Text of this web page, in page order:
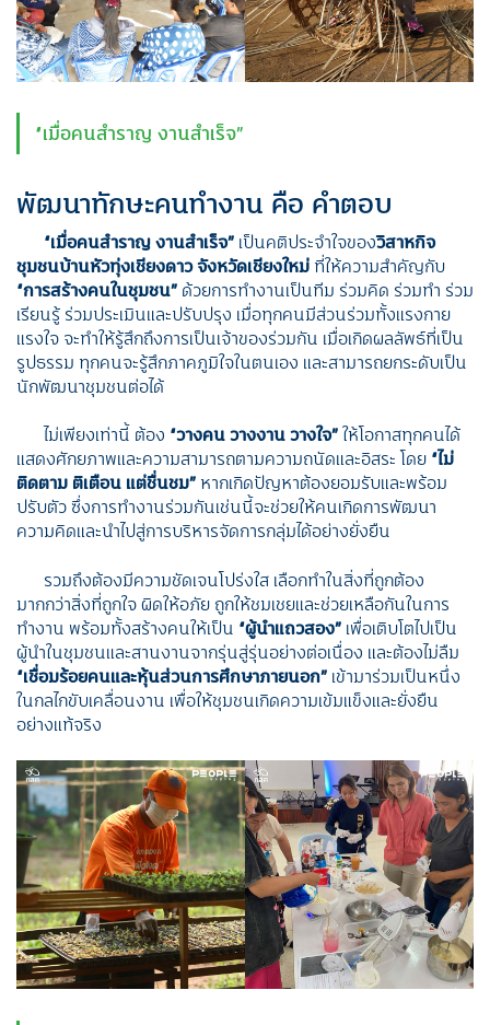
“เมื่อคนสำราญ งานสำเร็จ”
พัฒนาทักษะคนทำงาน คือ คำตอบ
“เมื่อคนสำราญ งานสำเร็จ” เป็นคติประจำใจของวิสาหกิจ
ชุมชนบ้านหัวทุ่งเชียงดาว จังหวัดเชียงใหม่ ที่ให้ความสำคัญกับ
“การสร้างคนในชุมชน” ด้วยการทำงานเป็นทีม ร่วมคิด ร่วมทำ ร่วม
เรียนรู้ ร่วมประเมินและปรับปรุง เมื่อทุกคนมีส่วนร่วมทั้งแรงกาย
แรงใจ จะทำให้รู้สึกถึงการเป็นเจ้าของร่วมกัน เมื่อเกิดผลลัพธ์ที่เป็น
รูปธรรม ทุกคนจะรู้สึกภาคภูมิใจในตนเอง และสามารถยกระดับเป็น
นักพัฒนาชุมชนต่อได้
ไม่เพียงเท่านี้ ต้อง “วางคน วางงาน วางใจ”ให้โอกาสทุกคนได้
แสดงศักยภาพและความสามารถตามความถนัดและอิสระ โดย “ไม่
ติดตาม ติเตือน แต่ชื่นชม” หากเกิดปัญหาต้องยอมรับและพร้อม
ปรับตัว ซึ่งการทำงานร่วมกันเช่นนี้จะช่วยให้คนเกิดการพัฒนา
ความคิดและนำไปสู่การบริหารจัดการกลุ่มได้อย่างยั่งยืน
รวมถึงต้องมีความชัดเจนโปร่งใส เลือกทำในสิ่งที่ถูกต้อง
มากกว่าสิ่งที่ถูกใจ ผิดให้อภัย ถูกให้ชมเชยและช่วยเหลือกันในการ
ทำงาน พร้อมทั้งสร้างคนให้เป็น “ผู้นำแถวสอง” เพื่อเติบโตไปเป็น
ผู้นำในชุมชนและสานงานจากรุ่นสู่รุ่นอย่างต่อเนื่อง และต้องไม่ลืม
“เชื่อมร้อยคนและหุ้นส่วนการศึกษาภายนอก” เข้ามาร่วมเป็นหนึ่ง
ในกลไกขับเคลื่อนงาน เพื่อให้ชุมชนเกิดความเข้มแข็งและยั่งยืน
อย่างแท้จริง